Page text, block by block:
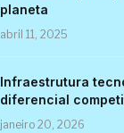
planeta
abril 11, 2025
Infraestrutura
diferencial
janeiro 20, 2026